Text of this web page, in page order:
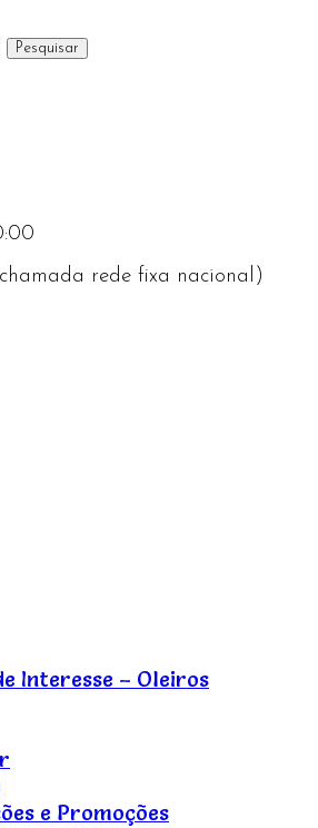
rede fixa nacional)
Interesse – Oleiros
e Promoções